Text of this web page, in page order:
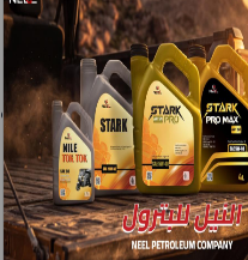
للشئون القانونية
. هذه الاستقالة تثير
هيكلة العضويات؟